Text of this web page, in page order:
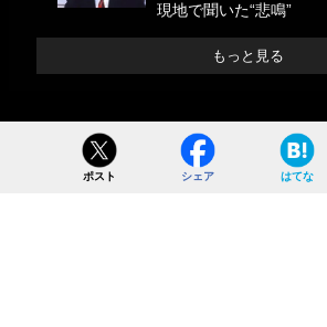
現地で聞いた“悲鳴”
もっと見る
ポスト シェア はてな